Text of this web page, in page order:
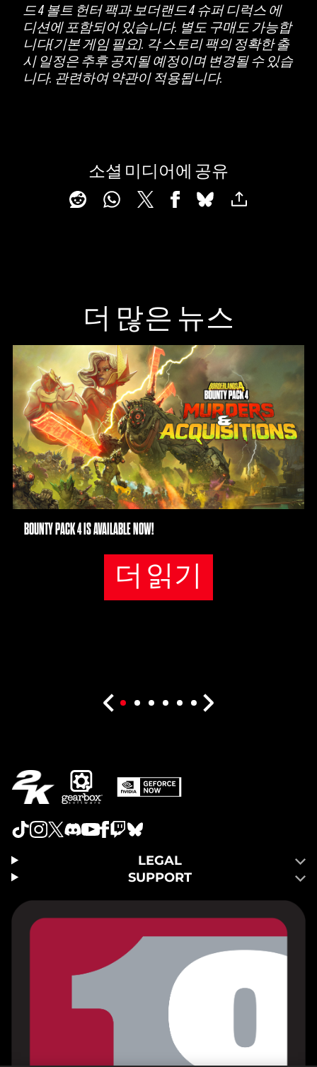
드 4 볼트 헌터 팩과 보더랜드 4 슈퍼 디럭스 에
디션에 포함되어 있습니다. 별도 구매도 가능합
니다(기본 게임 필요). 각 스토리 팩의 정확한 출
시 일정은 추후 공지될 예정이며 변경될 수 있습
니다. 관련하여 약관이 적용됩니다.
소셜 미디어에 공유
더 많은 뉴스
BOUNTY PACK 4 IS AVAILABLE NOW!
더 읽기
LEGAL
SUPPORT